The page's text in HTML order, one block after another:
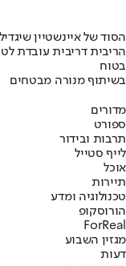
הסוד של איינשטיין
הריבית דריבית עובדת
בטוח
בשיתוף מנורה מבטחים
מדורים
ספורט
תרבות ובידור
לייף סטייל
אוכל
תיירות
טכנולוגיה ומדע
הורוסקופ
ForReal
מגזין השבוע
דעות